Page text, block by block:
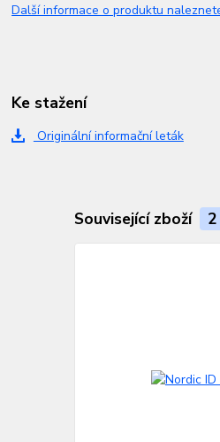
Další informace o produktu
Ke stažení
Originální informační leták
Související zboží 2